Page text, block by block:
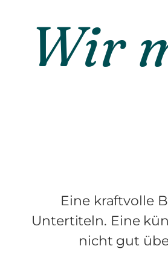
Wir
Eine kraftvolle
Untertiteln. Eine
nicht gut